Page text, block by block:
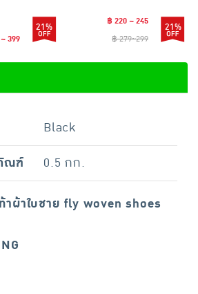
399
21%
฿ 220 ~ 245
฿ 279~299
21%
Black
ณฑ์
0.5 กก.
าผ้าใบชาย fly woven shoes